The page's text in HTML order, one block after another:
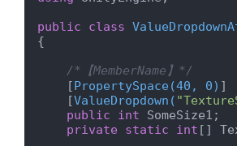
public
class
{
/*【MemberName】*/
    [
PropertySpace(40, 0) ]
    [
ValueDropdown(
public
int SomeSize1;
private
static int []